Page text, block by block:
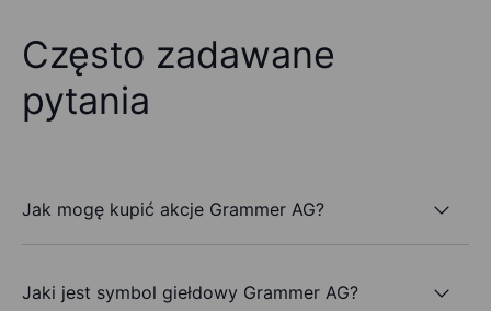
Często zadawane
pytania
Jak mogę kupić akcje Grammer AG?
Jaki jest symbol giełdowy Grammer AG?